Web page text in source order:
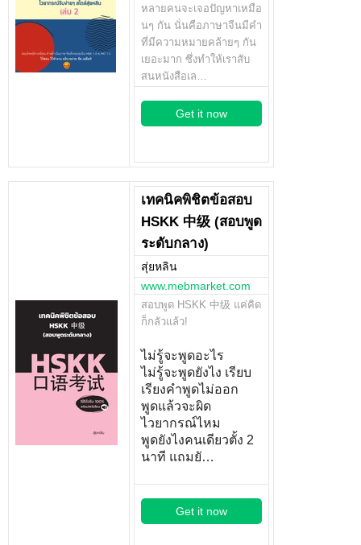
หลายคนจะเจอปัญหาเหมือ
นๆ กัน นั่นคือภาษาจีนมีคำ
ที่มีความหมายคล้ายๆ กัน
เยอะมาก ซึ่งทำให้เราสับ
สนหนังสือเล…
Get it now
เทคนิคพิชิตข้อสอบ
HSKK 中级 (สอบพูด
ระดับกลาง)
สุ่ยหลิน
www.mebmarket.com
สอบพูด HSKK 中级 แค่คิด
ก็กลัวแล้ว!
ไม่รู้จะพูดอะไร
ไม่รู้จะพูดยังไง เรียบ
เรียงคำพูดไม่ออก
พูดแล้วจะผิด
ไวยากรณ์ไหม
พูดยังไงคนเดียวตั้ง 2
นาที แถมยั…
Get it now